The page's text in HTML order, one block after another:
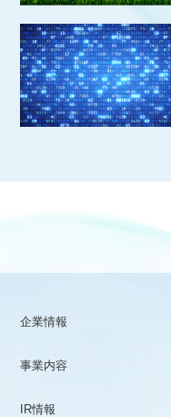
企業情報
事業内容
IR情報